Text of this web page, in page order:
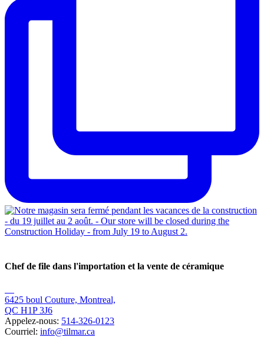
Chef de file dans l'importation et la vente de céramique
6425 boul Couture, Montreal,
QC H1P 3J6
Appelez-nous: 514-326-0123
Courriel: info@tilmar.ca